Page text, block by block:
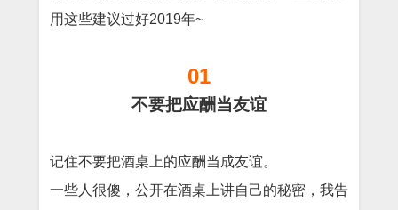
用这些建议过好2019年~
01
不要把应酬当友谊
记住不要把酒桌上的应酬当成友谊。
一些人很傻，公开在酒桌上讲自己的秘密，我告